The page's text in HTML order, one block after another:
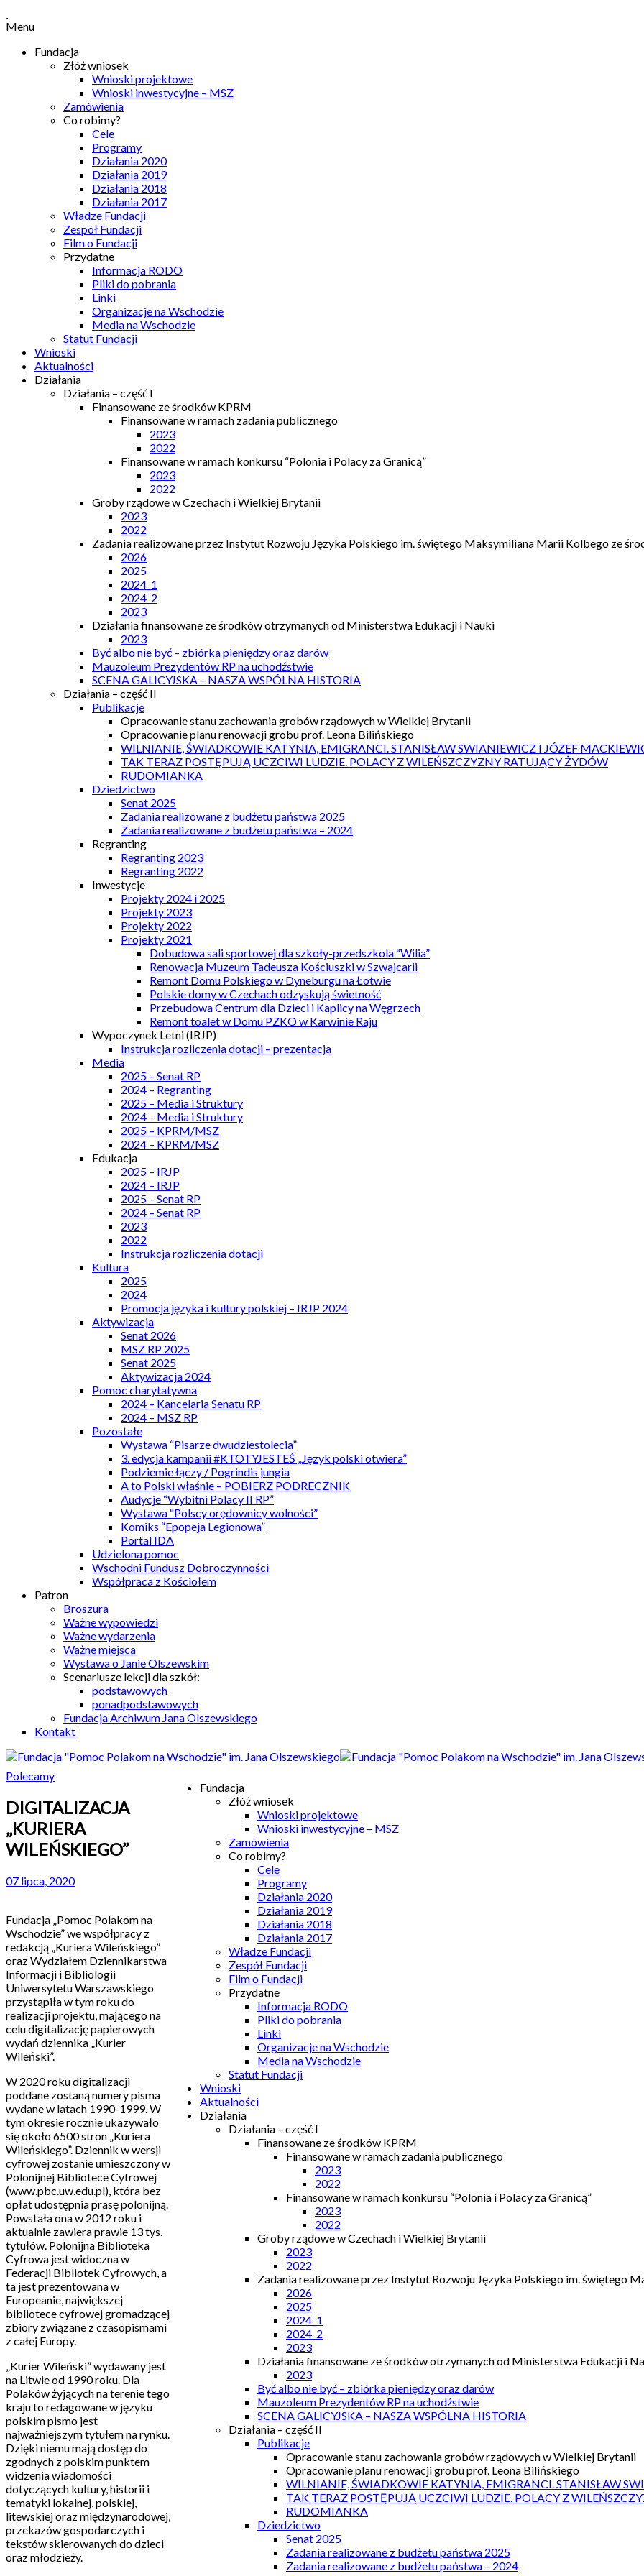
Menu
Fundacja
Złóż wniosek
Wnioski projektowe
Wnioski inwestycyjne – MSZ
Zamówienia
Co robimy?
Cele
Programy
Działania 2020
Działania 2019
Działania 2018
Działania 2017
Władze Fundacji
Zespół Fundacji
Film o Fundacji
Przydatne
Informacja RODO
Pliki do pobrania
Linki
Organizacje na Wschodzie
Media na Wschodzie
Statut Fundacji
Wnioski
Aktualności
Działania
Działania – część I
Finansowane ze środków KPRM
Finansowane w ramach zadania publicznego
2023
2022
Finansowane w ramach konkursu “Polonia i Polacy za Granicą”
2023
2022
Groby rządowe w Czechach i Wielkiej Brytanii
2023
2022
Zadania realizowane przez Instytut Rozwoju Języka Polskiego im. świętego Maksymiliana Marii Kolbego ze
2026
2025
2024_1
2024_2
2023
Działania finansowane ze środków otrzymanych od Ministerstwa Edukacji i Nauki
2023
Być albo nie być – zbiórka pieniędzy oraz darów
Mauzoleum Prezydentów RP na uchodźstwie
SCENA GALICYJSKA – NASZA WSPÓLNA HISTORIA
Działania – część II
Publikacje
Opracowanie stanu zachowania grobów rządowych w Wielkiej Brytanii
Opracowanie planu renowacji grobu prof. Leona Bilińskiego
WILNIANIE, ŚWIADKOWIE KATYNIA, EMIGRANCI. STANISŁAW SWIANIEWICZ I JÓZEF
TAK TERAZ POSTĘPUJĄ UCZCIWI LUDZIE. POLACY Z WILEŃSZCZYZNY RATUJĄCY ŻYDÓW
RUDOMIANKA
Dziedzictwo
Senat 2025
Zadania realizowane z budżetu państwa 2025
Zadania realizowane z budżetu państwa – 2024
Regranting
Regranting 2023
Regranting 2022
Inwestycje
Projekty 2024 i 2025
Projekty 2023
Projekty 2022
Projekty 2021
Dobudowa sali sportowej dla szkoły-przedszkola “Wilia”
Renowacja Muzeum Tadeusza Kościuszki w Szwajcarii
Remont Domu Polskiego w Dyneburgu na Łotwie
Polskie domy w Czechach odzyskują świetność
Przebudowa Centrum dla Dzieci i Kaplicy na Węgrzech
Remont toalet w Domu PZKO w Karwinie Raju
Wypoczynek Letni (IRJP)
Instrukcja rozliczenia dotacji – prezentacja
Media
2025 – Senat RP
2024 – Regranting
2025 – Media i Struktury
2024 – Media i Struktury
2025 – KPRM/MSZ
2024 – KPRM/MSZ
Edukacja
2025 – IRJP
2024 – IRJP
2025 – Senat RP
2024 – Senat RP
2023
2022
Instrukcja rozliczenia dotacji
Kultura
2025
2024
Promocja języka i kultury polskiej – IRJP 2024
Aktywizacja
Senat 2026
MSZ RP 2025
Senat 2025
Aktywizacja 2024
Pomoc charytatywna
2024 – Kancelaria Senatu RP
2024 – MSZ RP
Pozostałe
Wystawa “Pisarze dwudziestolecia”
3. edycja kampanii #KTOTYJESTEŚ „Język polski otwiera”
Podziemie łączy / Pogrindis jungia
A to Polski właśnie – POBIERZ PODRECZNIK
Audycje “Wybitni Polacy II RP”
Wystawa “Polscy orędownicy wolności”
Komiks “Epopeja Legionowa”
Portal IDA
Udzielona pomoc
Wschodni Fundusz Dobroczynności
Współpraca z Kościołem
Patron
Broszura
Ważne wypowiedzi
Ważne wydarzenia
Ważne miejsca
Wystawa o Janie Olszewskim
Scenariusze lekcji dla szkół:
podstawowych
ponadpodstawowych
Fundacja Archiwum Jana Olszewskiego
Kontakt
Fundacja
Złóż wniosek
Wnioski projektowe
Wnioski inwestycyjne – MSZ
Zamówienia
Co robimy?
Cele
Programy
Działania 2020
Działania 2019
Działania 2018
Działania 2017
Władze Fundacji
Zespół Fundacji
Film o Fundacji
Przydatne
Informacja RODO
Pliki do pobrania
Linki
Organizacje na Wschodzie
Media na Wschodzie
Statut Fundacji
Wnioski
Aktualności
Działania
Działania – część I
Finansowane ze środków KPRM
Finansowane w ramach zadania publicznego
2023
2022
Finansowane w ramach konkursu “Polonia i Polacy za Granicą”
2023
2022
Groby rządowe w Czechach i Wielkiej Brytanii
2023
2022
Zadania realizowane przez Instytut Rozwoju Języka Polskiego im. świętego
2026
2025
2024_1
2024_2
2023
Działania finansowane ze środków otrzymanych od Ministerstwa Edukacji i
2023
Być albo nie być – zbiórka pieniędzy oraz darów
Mauzoleum Prezydentów RP na uchodźstwie
SCENA GALICYJSKA – NASZA WSPÓLNA HISTORIA
Działania – część II
Publikacje
Opracowanie stanu zachowania grobów rządowych w Wielkiej Brytanii
Opracowanie planu renowacji grobu prof. Leona Bilińskiego
WILNIANIE, ŚWIADKOWIE KATYNIA, EMIGRANCI. STANISŁAW
TAK TERAZ POSTĘPUJĄ UCZCIWI LUDZIE. POLACY Z
RUDOMIANKA
Dziedzictwo
Senat 2025
Zadania realizowane z budżetu państwa 2025
Zadania realizowane z budżetu państwa – 2024
Polecamy
DIGITALIZACJA
„KURIERA
WILEŃSKIEGO”
07 lipca, 2020
Fundacja „Pomoc Polakom na
Wschodzie” we współpracy z
redakcją „Kuriera Wileńskiego”
oraz Wydziałem Dziennikarstwa
Informacji i Bibliologii
Uniwersytetu Warszawskiego
przystąpiła w tym roku do
realizacji projektu, mającego na
celu digitalizację papierowych
wydań dziennika „Kurier
Wileński”.
W 2020 roku digitalizacji
poddane zostaną numery pisma
wydane w latach 1990-1999. W
tym okresie rocznie ukazywało
się około 6500 stron „Kuriera
Wileńskiego”. Dziennik w wersji
cyfrowej zostanie umieszczony w
Polonijnej Bibliotece Cyfrowej
(www.pbc.uw.edu.pl), która bez
opłat udostępnia prasę polonijną.
Powstała ona w 2012 roku i
aktualnie zawiera prawie 13 tys.
tytułów. Polonijna Biblioteka
Cyfrowa jest widoczna w
Federacji Bibliotek Cyfrowych, a
ta jest prezentowana w
Europeanie, największej
bibliotece cyfrowej gromadzącej
zbiory związane z czasopismami
z całej Europy.
„Kurier Wileński” wydawany jest
na Litwie od 1990 roku. Dla
Polaków żyjących na terenie tego
kraju to redagowane w języku
polskim pismo jest
najważniejszym tytułem na rynku.
Dzięki niemu mają dostęp do
zgodnych z polskim punktem
widzenia wiadomości
dotyczących kultury, historii i
tematyki lokalnej, polskiej,
litewskiej oraz międzynarodowej,
przekazów gospodarczych i
tekstów skierowanych do dzieci
oraz młodzieży.